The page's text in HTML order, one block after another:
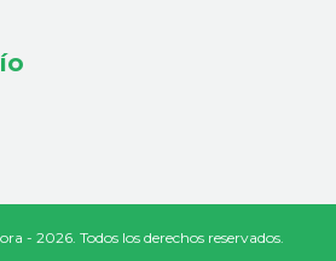
- 2026. Todos los derechos reservados.